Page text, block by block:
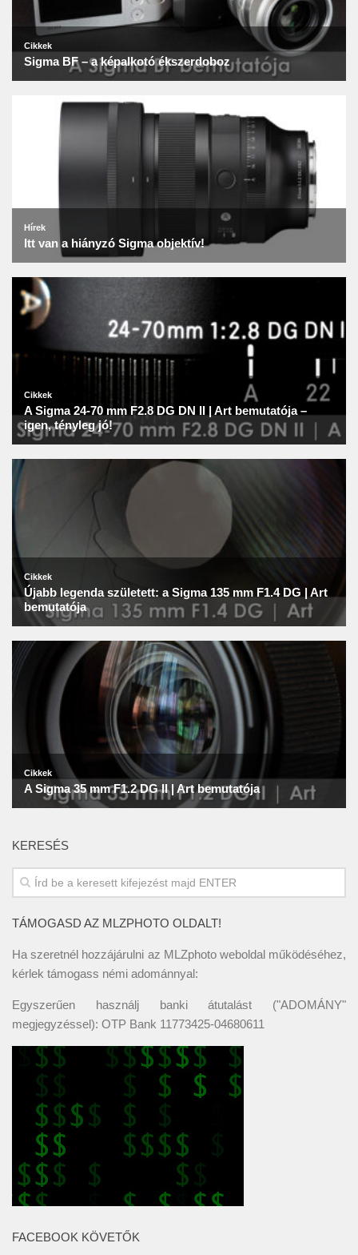
KERESÉS
TÁMOGASD AZ MLZPHOTO OLDALT!
Ha szeretnél hozzájárulni az MLZphoto weboldal működéséhez,
kérlek támogass némi adománnyal:
Egyszerűen használj banki átutalást ("ADOMÁNY"
megjegyzéssel): OTP Bank 11773425-04680611
FACEBOOK KÖVETŐK